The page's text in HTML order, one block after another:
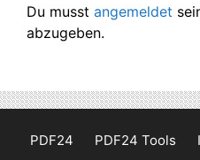
Du musst angemeldet
abzugeben.
PDF24 PDF24 Tools